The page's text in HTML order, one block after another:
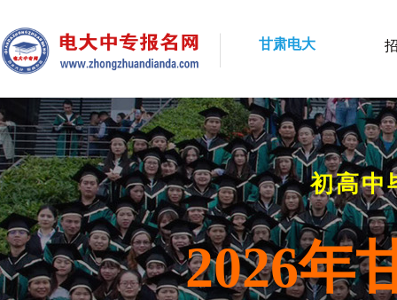
甘肃电大
初高中
2026年